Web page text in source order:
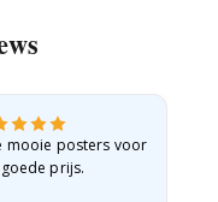
mooie posters voor
prijs.